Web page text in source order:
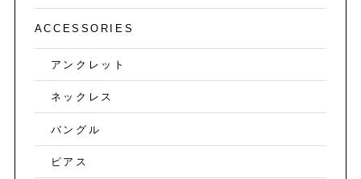
ACCESSORIES
アンクレット
ネックレス
バングル
ピアス